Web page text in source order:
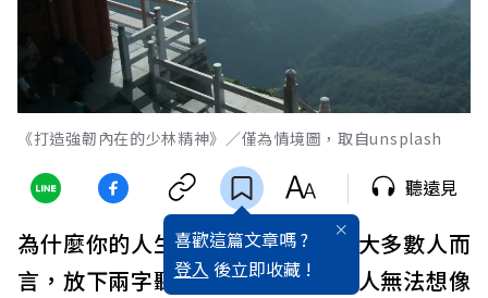
《打造強韌內在的少林精神》／僅為情境圖，取自unsplash
喜歡這篇文章嗎 ?
登入 後立即收藏 !
聽遠見
為什麼你的人生需要少林精神？對大多數人而
言，放下兩字聽起來非常抽象，令人無法想像